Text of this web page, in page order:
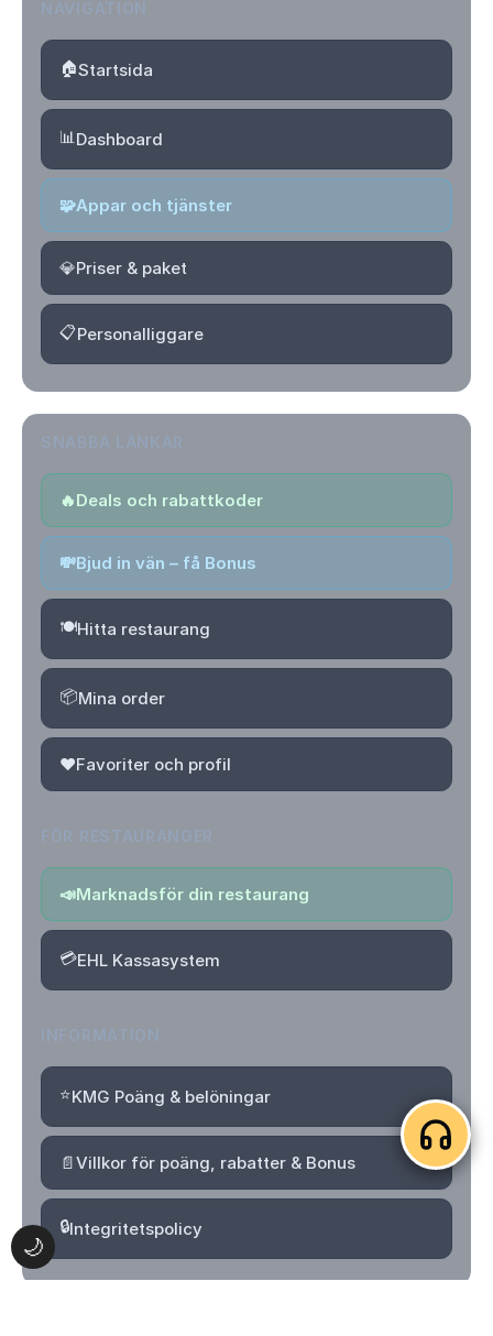
🌙
🏠Startsida
📊Dashboard
🧩Appar och tjänster
💎Priser & paket
📋Personalliggare
🔥Deals och rabattkoder
💸Bjud in vän – få Bonus
🍽️Hitta restaurang
📦Mina order
❤️Favoriter och profil
📣Marknadsför din restaurang
💳EHL Kassasystem
⭐KMG Poäng & belöningar
📄Villkor för poäng, rabatter & Bonus
🔒Integritetspolicy